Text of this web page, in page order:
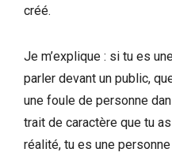
créé.
Je m’explique : si tu es
parler devant un public,
une foule de personne
trait de caractère que tu
réalité, tu es une